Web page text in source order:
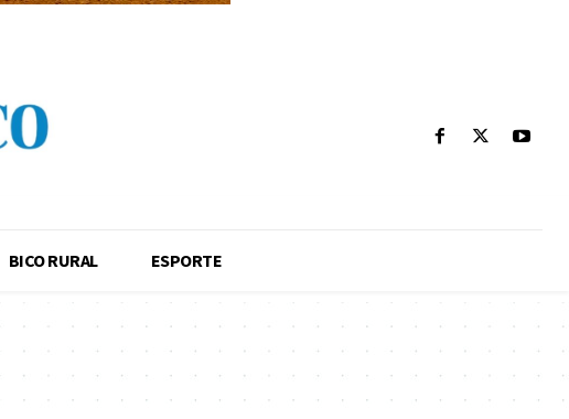
BICO RURAL ESPORTE